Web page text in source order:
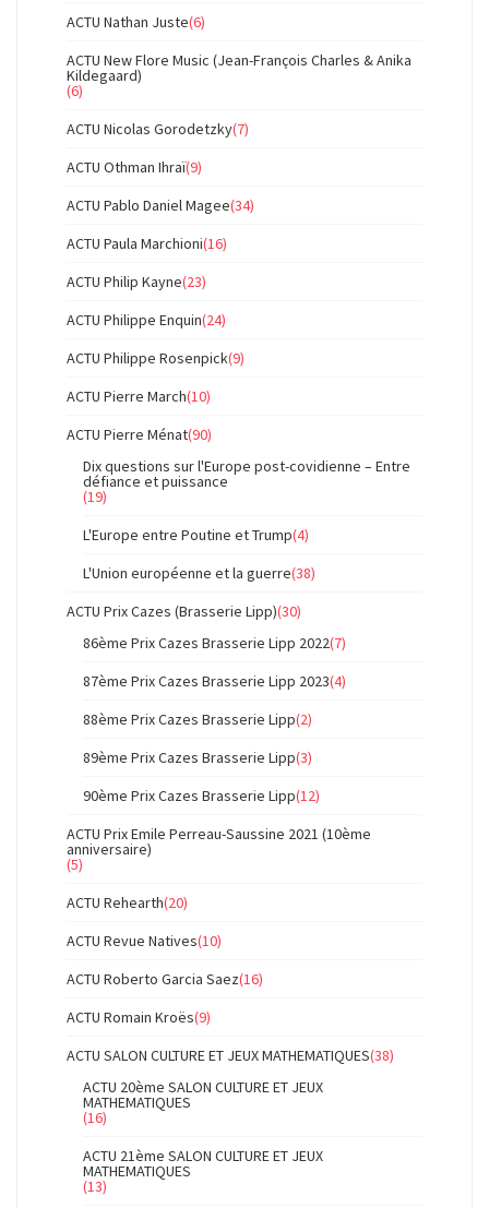
ACTU Nathan Juste(6)
ACTU New Flore Music (Jean-François Charles & Anika
Kildegaard)
(6)
ACTU Nicolas Gorodetzky(7)
ACTU Othman Ihraï(9)
ACTU Pablo Daniel Magee(34)
ACTU Paula Marchioni(16)
ACTU Philip Kayne(23)
ACTU Philippe Enquin(24)
ACTU Philippe Rosenpick(9)
ACTU Pierre March(10)
ACTU Pierre Ménat(90)
Dix questions sur l'Europe post-covidienne – Entre
défiance et puissance
(19)
L'Europe entre Poutine et Trump(4)
L'Union européenne et la guerre(38)
ACTU Prix Cazes (Brasserie Lipp)(30)
86ème Prix Cazes Brasserie Lipp 2022(7)
87ème Prix Cazes Brasserie Lipp 2023(4)
88ème Prix Cazes Brasserie Lipp(2)
89ème Prix Cazes Brasserie Lipp(3)
90ème Prix Cazes Brasserie Lipp(12)
ACTU Prix Emile Perreau-Saussine 2021 (10ème
anniversaire)
(5)
ACTU Rehearth(20)
ACTU Revue Natives(10)
ACTU Roberto Garcia Saez(16)
ACTU Romain Kroës(9)
ACTU SALON CULTURE ET JEUX MATHEMATIQUES(38)
ACTU 20ème SALON CULTURE ET JEUX
MATHEMATIQUES
(16)
ACTU 21ème SALON CULTURE ET JEUX
MATHEMATIQUES
(13)